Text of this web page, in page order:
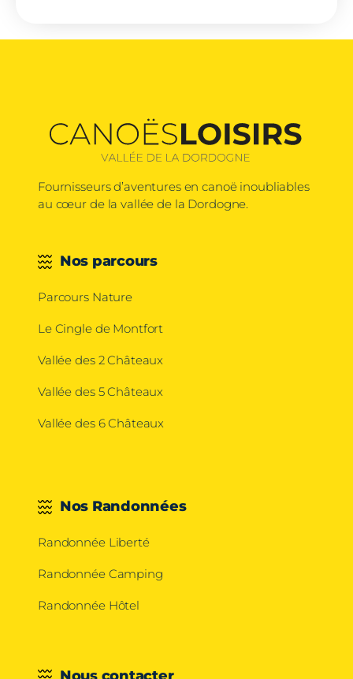
Fournisseurs d’aventures en canoë inoubliables
au cœur de la vallée de la Dordogne.
Nos parcours
Parcours Nature
Le Cingle de Montfort
Vallée des 2 Châteaux
Vallée des 5 Châteaux
Vallée des 6 Châteaux
Nos Randonnées
Randonnée Liberté
Randonnée Camping
Randonnée Hôtel